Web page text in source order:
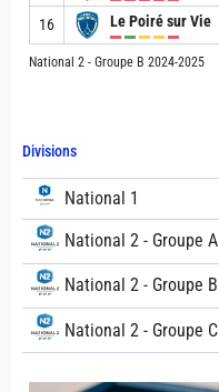
Divisions
National 1
National 2 - Groupe A
National 2 - Groupe B
National 2 - Groupe C
16 Le Poiré sur Vie
National 2 - Groupe B 2024-2025